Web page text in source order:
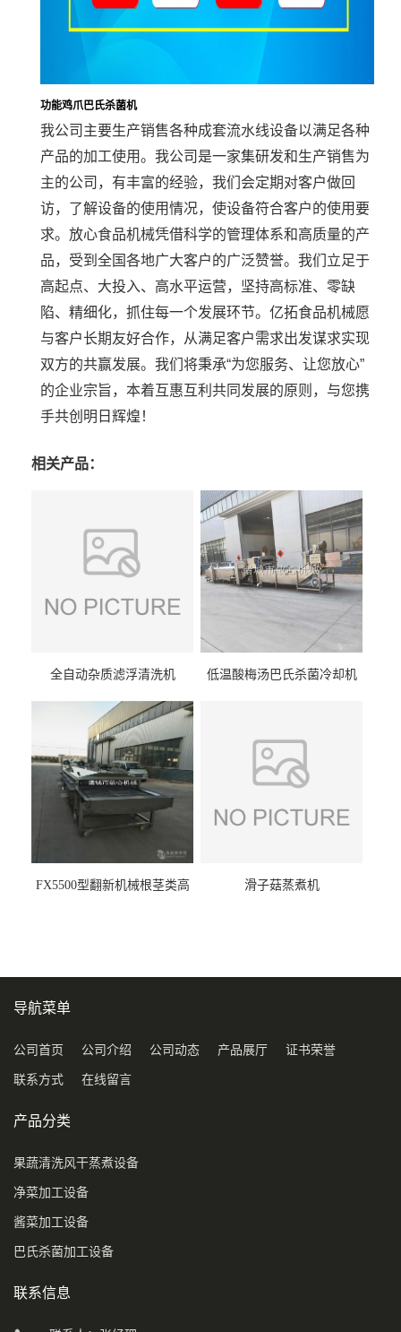
功能鸡爪巴氏杀菌机
我公司主要生产销售各种成套流水线设备以满足各种
产品的加工使用。我公司是一家集研发和生产销售为
主的公司，有丰富的经验，我们会定期对客户做回
访，了解设备的使用情况，使设备符合客户的使用要
求。放心食品机械凭借科学的管理体系和高质量的产
品，受到全国各地广大客户的广泛赞誉。我们立足于
高起点、大投入、高水平运营，坚持高标准、零缺
陷、精细化，抓住每一个发展环节。亿拓食品机械愿
与客户长期友好合作，从满足客户需求出发谋求实现
双方的共赢发展。我们将秉承“为您服务、让您放心”
的企业宗旨，本着互惠互利共同发展的原则，与您携
手共创明日辉煌！
相关产品：
全自动杂质滤浮清洗机 低温酸梅汤巴氏杀菌冷却机
FX5500型翻新机械根茎类高
滑子菇蒸煮机
导航菜单
公司首页 公司介绍 公司动态 产品展厅 证书荣誉
联系方式 在线留言
产品分类
果蔬清洗风干蒸煮设备
净菜加工设备
酱菜加工设备
巴氏杀菌加工设备
联系信息